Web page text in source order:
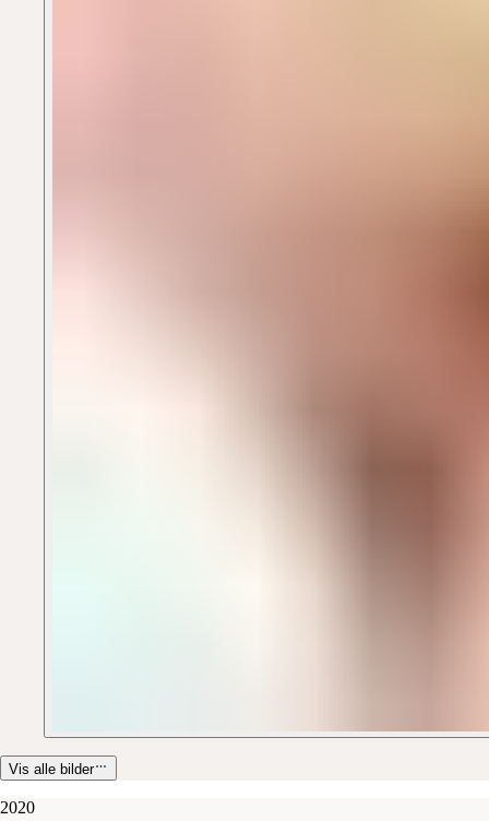
Vis alle bilder
2020